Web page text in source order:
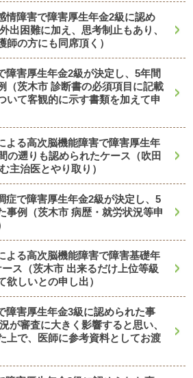
情障害で障害厚生年金2級に認め
出困難に加え、思考制止もあり、
師の方にも同席頂く）
障害厚生年金2級が決定し、5年間
（茨木市 診断書の必須項目に記載
いて客観的に示す書類を加えて申
よる高次脳機能障害で障害厚生年
の遡りも認められたケース（吹田
主治医とやり取り）
症で障害厚生年金2級が決定し、5
事例（茨木市 病歴・就労状況等申
よる高次脳機能障害で障害基礎年
ス（茨木市 出来るだけ上位等級
欲しいとの申し出）
障害厚生年金3級に認められた事
が審査に大きく影響すると思い、
上で、医師に参考資料としてお渡